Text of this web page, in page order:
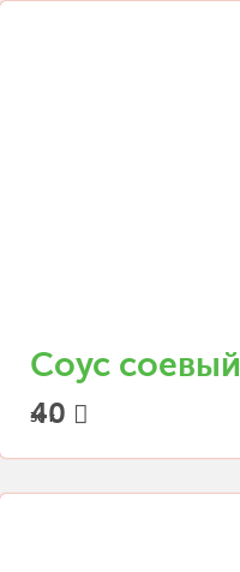
Соус соевый
30 г.
40